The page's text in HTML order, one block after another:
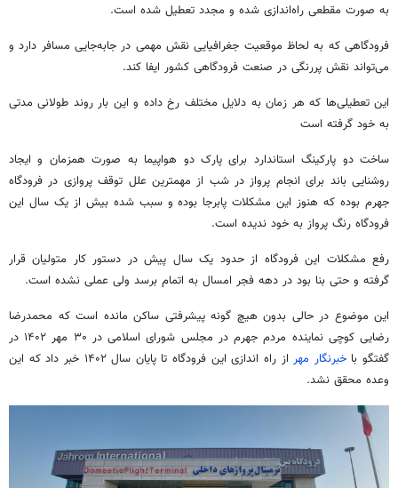
به صورت مقطعی راه‌اندازی شده و مجدد تعطیل شده است.
فرودگاهی که به لحاظ موقعیت جغرافیایی نقش مهمی در جابه‌جایی مسافر دارد و
می‌تواند نقش پررنگی در صنعت فرودگاهی کشور ایفا کند.
این تعطیلی‌ها که هر زمان به دلایل مختلف رخ داده و این بار روند طولانی مدتی
به خود گرفته است
ساخت دو پارکینگ استاندارد برای پارک دو هواپیما به صورت همزمان و ایجاد
روشنایی باند برای انجام پرواز در شب از مهمترین علل توقف پروازی در فرودگاه
جهرم بوده که هنوز این مشکلات پابرجا بوده و سبب شده بیش از یک سال این
فرودگاه رنگ پرواز به خود ندیده است.
رفع مشکلات این فرودگاه از حدود یک سال پیش در دستور کار متولیان قرار
گرفته و حتی بنا بود در دهه فجر امسال به اتمام برسد ولی عملی نشده است.
این موضوع در حالی بدون هیچ گونه پیشرفتی ساکن مانده است که محمدرضا
رضایی کوچی نماینده مردم جهرم در مجلس شورای اسلامی در ۳۰ مهر ۱۴۰۲ در
گفتگو با خبرنگار مهر
از راه اندازی این فرودگاه تا پایان سال ۱۴۰۲ خبر داد که این
وعده محقق نشد.